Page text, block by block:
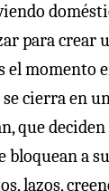
para crear
el momento
se cierra en
que deciden
bloquean a
lazos,